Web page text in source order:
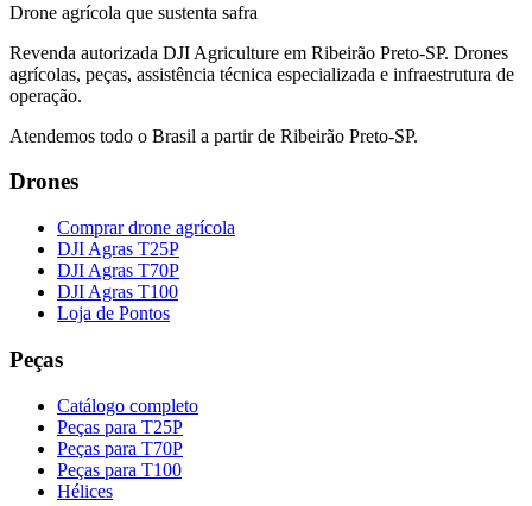
Drone agrícola que sustenta safra
Revenda autorizada DJI Agriculture em Ribeirão Preto-SP. Drones
agrícolas, peças, assistência técnica especializada e infraestrutura de
operação.
Atendemos todo o Brasil a partir de Ribeirão Preto-SP.
Drones
Comprar drone agrícola
DJI Agras T25P
DJI Agras T70P
DJI Agras T100
Loja de Pontos
Peças
Catálogo completo
Peças para T25P
Peças para T70P
Peças para T100
Hélices